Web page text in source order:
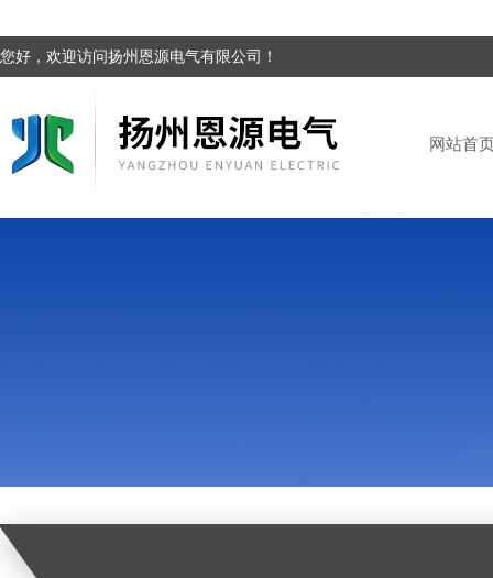
您好，欢迎访问扬州恩源电气有限公司！
网站首